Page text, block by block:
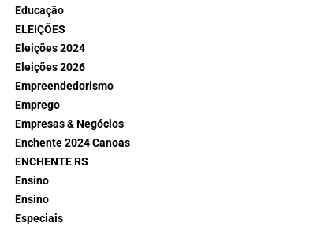
Educação
ELEIÇÕES
Eleições 2024
Eleições 2026
Empreendedorismo
Emprego
Empresas & Negócios
Enchente 2024 Canoas
ENCHENTE RS
Ensino
Ensino
Especiais